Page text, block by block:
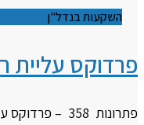
השקעות בנדל"ן
פרדוקס עליית